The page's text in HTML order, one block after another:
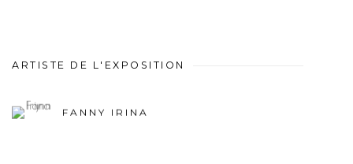
ARTISTE DE L'EXPOSITION
FANNY IRINA